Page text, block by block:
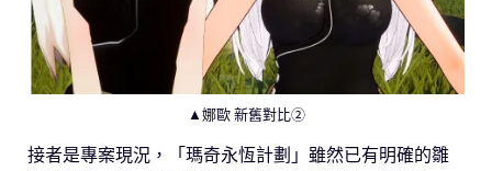
▲娜歐 新舊對比②
接者是專案現況，「瑪奇永恆計劃」雖然已有明確的雛